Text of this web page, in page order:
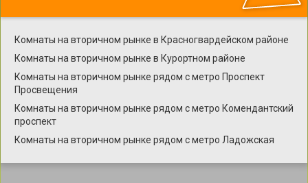
Комнаты на вторичном рынке в Красногвардейском районе
Комнаты на вторичном рынке в Курортном районе
Комнаты на вторичном рынке рядом с метро Проспект
Просвещения
Комнаты на вторичном рынке рядом с метро Комендантский
проспект
Комнаты на вторичном рынке рядом с метро Ладожская